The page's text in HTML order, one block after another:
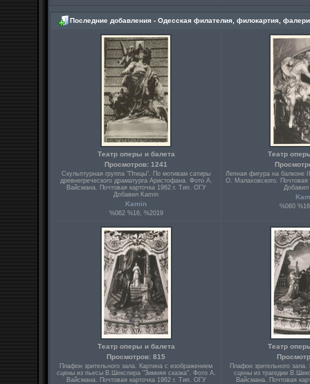
Последние добавления - Одесская филателия, филокартия,
Театр оперы и балета
Просмотров: 1241
Скульптурная группа "Птицы". По мотивам сатиры
древнегреческого драматурга Аристофана. Фото А.
Вайсмана. Почтовая карточка 1962 г. Тип. ОГУ
Добавил Kamin
Kamin
%062 %16, %2019
Театр
Лепная фигура на балконе
О. Малаховского. Почтовая
Добавил
%060
Театр оперы и балета
Просмотров: 815
Плафон зрительного зала. Картина с изображением
сцены из пьесы В.Шекспира "Зимняя сказка". Фото А.
Вайсмана. Почтовая карточка 1962 г. Тип. ОГУ
Театр
Плафон зрительного
сцены из трагедии
Вайсмана. Почтовая